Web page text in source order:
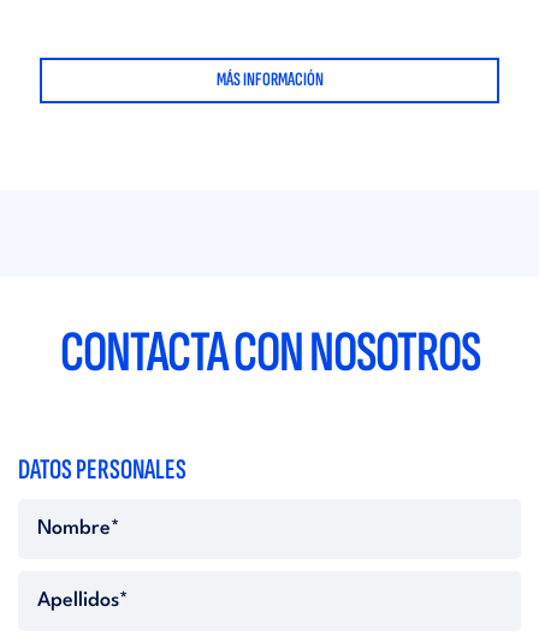
MÁS INFORMACIÓN
CONTACTA CON NOSOTROS
DATOS PERSONALES